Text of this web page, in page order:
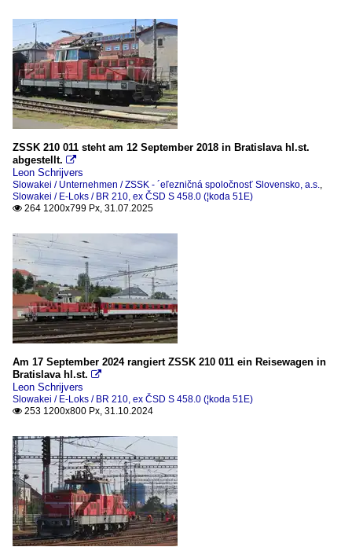
ZSSK 210 011 steht am 12 September 2018 in Bratislava hl.st.
abgestellt. 
Leon Schrijvers
Slowakei / Unternehmen / ZSSK - ´eľezničná spoločnosť Slovensko, a.s.,
Slowakei / E-Loks / BR 210, ex ČSD S 458.0 (¦koda 51E)
 264 1200x799 Px, 31.07.2025
Am 17 September 2024 rangiert ZSSK 210 011 ein Reisewagen in
Bratislava hl.st. 
Leon Schrijvers
Slowakei / E-Loks / BR 210, ex ČSD S 458.0 (¦koda 51E)
 253 1200x800 Px, 31.10.2024